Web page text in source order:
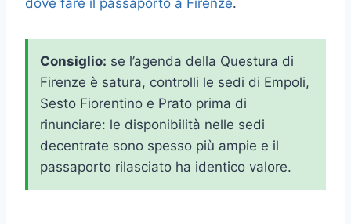
Consiglio: se l’agenda della Questura di
Firenze è satura, controlli le sedi di Empoli,
Sesto Fiorentino e Prato prima di
rinunciare: le disponibilità nelle sedi
decentrate sono spesso più ampie e il
passaporto rilasciato ha identico valore.